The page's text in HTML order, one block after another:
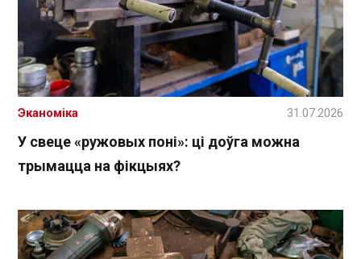
У свеце «ружовых поні»: ці доўга можна
трымацца на фікцыях?
Эканоміка 31.07.2026